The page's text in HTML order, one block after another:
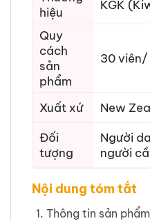
hiệu
KGK
Quy
cách
sản
phẩm
30 viên/
Xuất xứ
New
Đối
tượng
Người
người
Nội dung tóm tắt
Thông tin sản